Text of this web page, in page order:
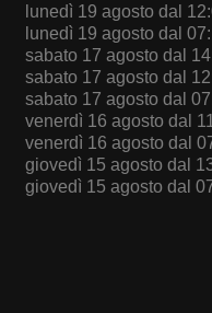
lunedì 19 agosto dal
lunedì 19 agosto dal
sabato 17 agosto dal
sabato 17 agosto dal
sabato 17 agosto dal
venerdì 16 agosto dal
venerdì 16 agosto dal
giovedì 15 agosto dal
giovedì 15 agosto dal